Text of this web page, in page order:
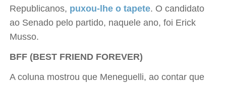
Republicanos, puxou-lhe o tapete. O candidato
ao Senado pelo partido, naquele ano, foi Erick
Musso.
BFF (BEST FRIEND FOREVER)
A coluna mostrou que Meneguelli, ao contar que